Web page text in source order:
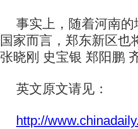
事实上，随着河南
国家而言，郑东新区也
张晓刚 史宝银 郑阳鹏
英文原文请见：
http://